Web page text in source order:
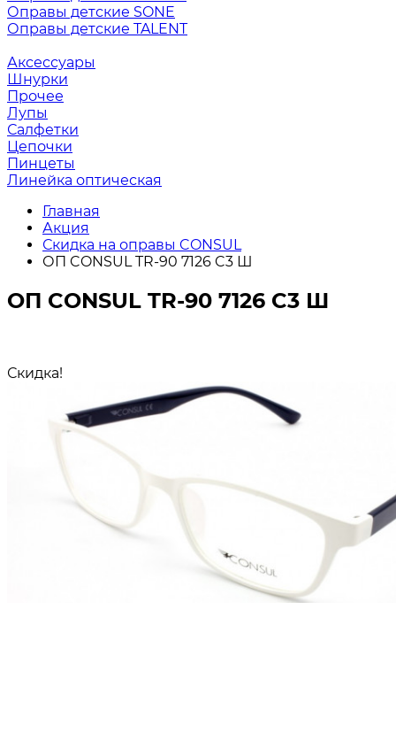
Оправы детские SONE
Оправы детские TALENT
Аксессуары
Шнурки
Прочее
Лупы
Салфетки
Цепочки
Пинцеты
Линейка оптическая
Главная
Акция
Скидка на оправы CONSUL
ОП CONSUL TR-90 7126 C3 Ш
ОП CONSUL TR-90 7126 C3 Ш
Скидка!